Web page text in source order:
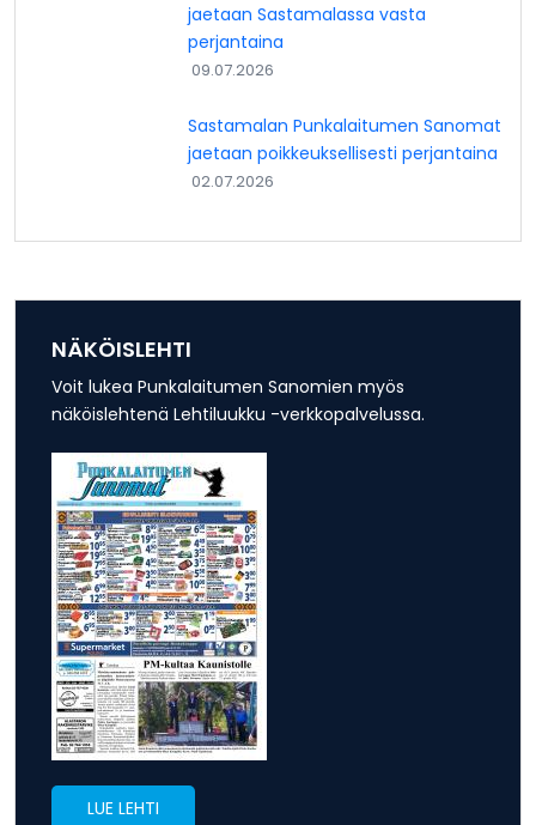
jaetaan Sastamalassa vasta
perjantaina
09.07.2026
Sastamalan Punkalaitumen Sanomat
jaetaan poikkeuksellisesti perjantaina
02.07.2026
NÄKÖISLEHTI
Voit lukea Punkalaitumen Sanomien myös
näköislehtenä Lehtiluukku -verkkopalvelussa.
LUE LEHTI